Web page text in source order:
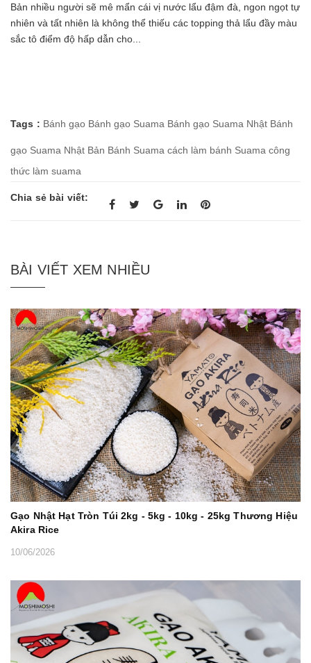
Bản nhiều người sẽ mê mẩn cái vị nước lẩu đậm đà, ngon ngọt tự
nhiên và tất nhiên là không thể thiếu các topping thả lẩu đầy màu
sắc tô điểm độ hấp dẫn cho...
Tags : Bánh gạo Bánh gạo Suama Bánh gạo Suama Nhật Bánh
gạo Suama Nhật Bản Bánh Suama cách làm bánh Suama công
thức làm suama
Chia sẻ bài viết:
BÀI VIẾT XEM NHIỀU
Gạo Nhật Hạt Tròn Túi 2kg - 5kg - 10kg - 25kg Thương Hiệu
Akira Rice
10/06/2026